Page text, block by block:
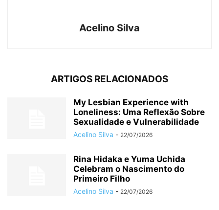
Acelino Silva
ARTIGOS RELACIONADOS
My Lesbian Experience with
Loneliness: Uma Reflexão Sobre
Sexualidade e Vulnerabilidade
Acelino Silva - 22/07/2026
Rina Hidaka e Yuma Uchida
Celebram o Nascimento do
Primeiro Filho
Acelino Silva - 22/07/2026